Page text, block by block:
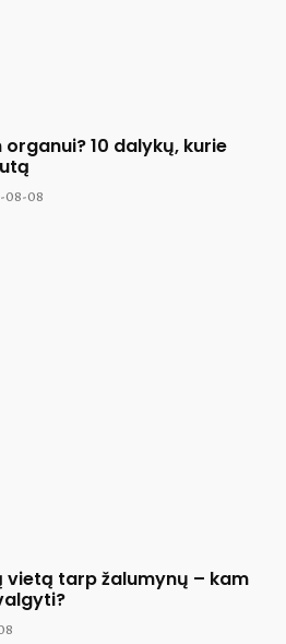
10 dalykų, kurie
08-08
vietą tarp žalumynų – kam